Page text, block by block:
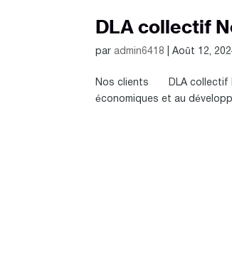
DLA collectif
par admin6418 |Août 12,
Nos clients DLA collectif
économiques et au